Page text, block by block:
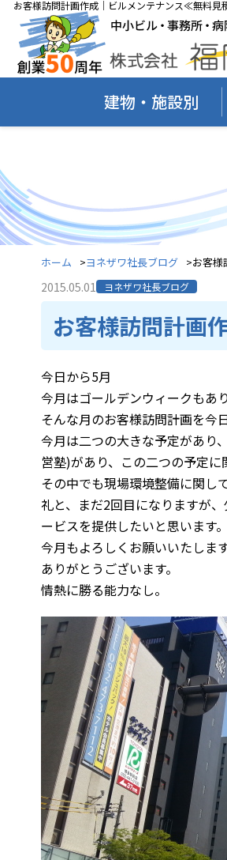
お客様訪問計画作成｜ビルメンテナンス≪無料
建物・施設別
ホーム ヨネザワ社長ブログ お客様
2015.05.01 ヨネザワ社長ブログ
お客様訪問計画
今日から5月
今月はゴールデンウィークもあ
そんな月のお客様訪問計画を今
今月は二つの大きな予定があり
営塾)があり、この二つの予定に
その中でも現場環境整備に関し
礼と、まだ2回目になりますが
ービスを提供したいと思います。
今月もよろしくお願いいたします
ありがとうございます。
情熱に勝る能力なし。